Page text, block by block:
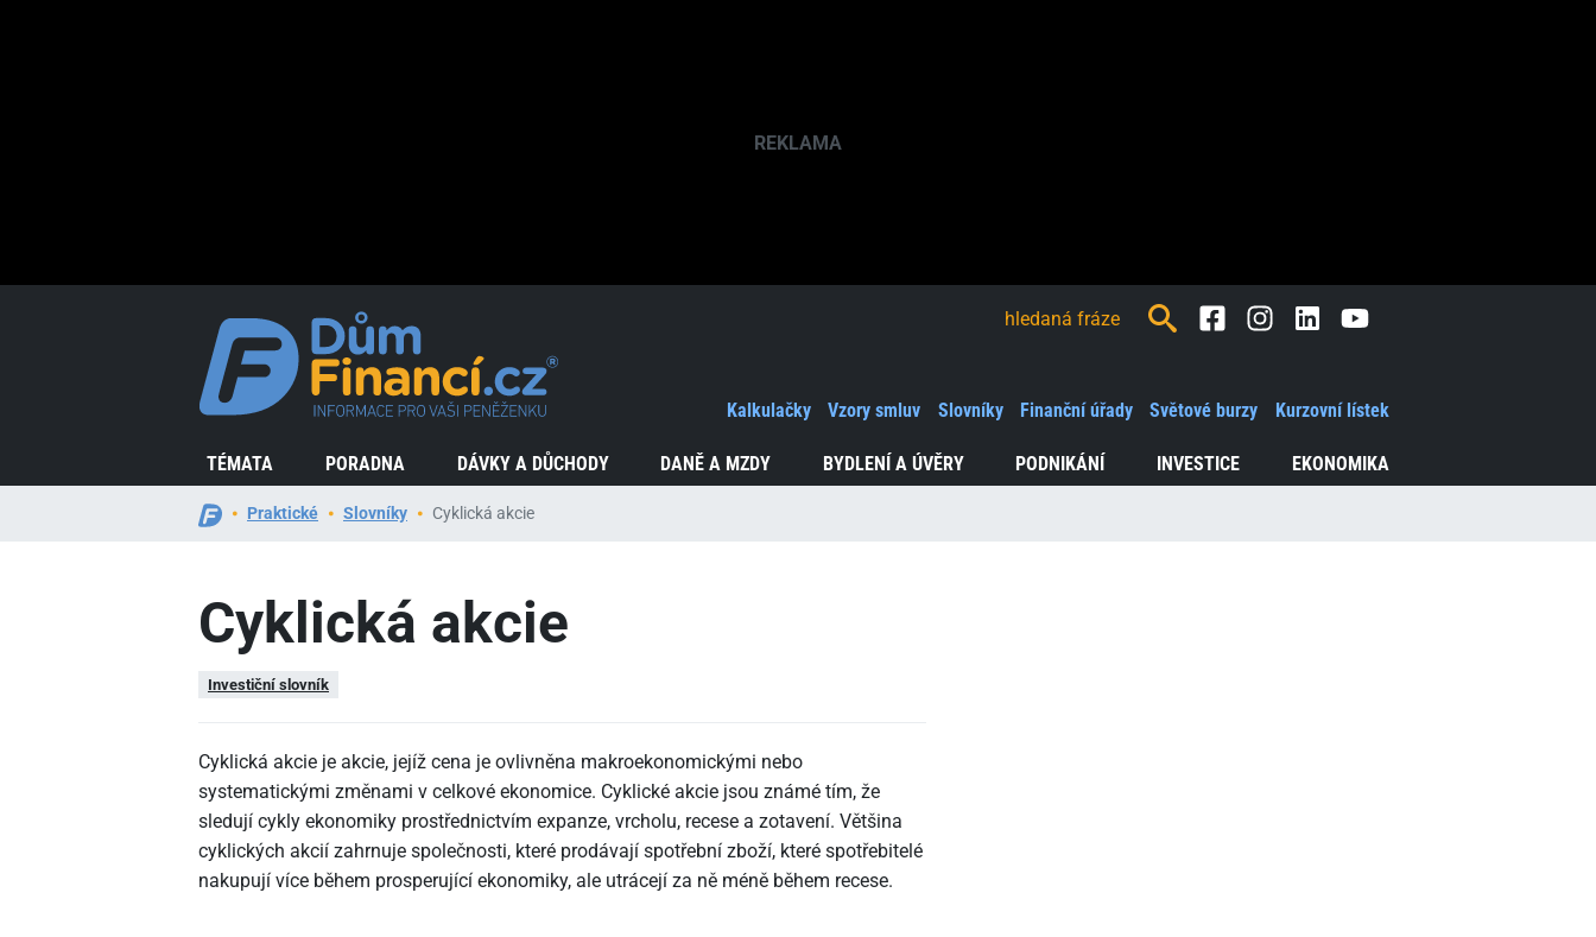
TÉMATA PORADNA DÁVKY A DŮCHODY DANĚ A MZDY BYDLENÍ A ÚVĚRY PODNIKÁNÍ INVESTICE EKONOMIKA
Kalkulačky Vzory smluv Slovníky Finanční úřady Světové burzy Kurzovní lístek
FacebookInstagramLinkedInYoutube
Praktické Slovníky Cyklická akcie
Cyklická akcie
Investiční slovník
Cyklická akcie je akcie, jejíž cena je ovlivněna makroekonomickými nebo
systematickými změnami v celkové ekonomice. Cyklické akcie jsou známé tím, že
sledují cykly ekonomiky prostřednictvím expanze, vrcholu, recese a zotavení. Většina
cyklických akcií zahrnuje společnosti, které prodávají spotřební zboží, které spotřebitelé
nakupují více během prosperující ekonomiky, ale utrácejí za ně méně během recese.